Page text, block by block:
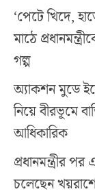
‘পেটে খিদে,
মাঠে
গল্প
অ্যাকশন মুডে
নিয়ে বীরভূমে
আধিকারিক
প্রধানমন্ত্রীর
চলেছেন